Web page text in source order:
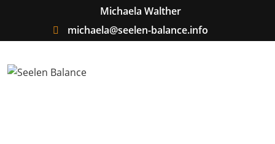
Michaela Walther
michaela@seelen-balance.info